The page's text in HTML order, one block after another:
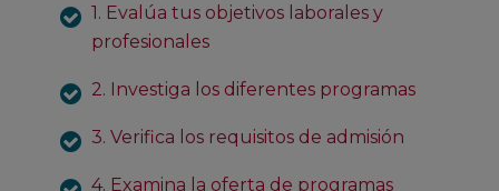
1. Evalúa tus objetivos laborales y
profesionales
2. Investiga los diferentes programas
3. Verifica los requisitos de admisión
4. Examina la oferta de programas